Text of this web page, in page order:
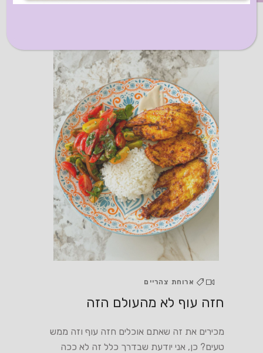
ארוחת צהריים
חזה עוף לא מהעולם הזה
מכירים את זה שאתם אוכלים חזה עוף וזה ממש
טעים? כן, אני יודעת שבדרך כלל זה לא ככה